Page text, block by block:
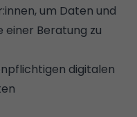
um Daten und
einer Beratung zu
digitalen